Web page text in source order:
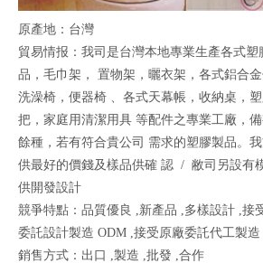
原產地：台灣
貿易情报：我司是台灣本地專業生產各式塑
品，毛巾架， 置物架，曬衣架，各式鋁合
洗澡椅，便器椅 、各式天幕帳，收納桌，
把，家庭用清潔用具 等配件之專業工廠，
餘種，若有符合貴公司 需求的塑膠製品。
供最好的價錢及樣品供確 認 / 敝司另設有
供開發設計
競爭特點：品質優良 ,新產品 ,多樣設計 ,接
委託設計製造 ODM ,接受原廠委託代工製造
銷售方式：出口 ,製造 ,批發 ,合作